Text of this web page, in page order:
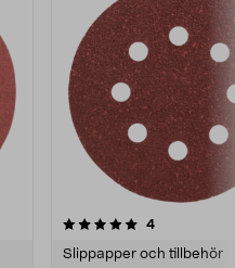
4recensioner
Slippapper och tillbehör
0.0av 5 stjärnor